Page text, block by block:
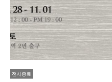
전시종료